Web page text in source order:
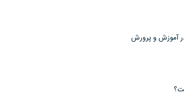
آموزش و پرورش